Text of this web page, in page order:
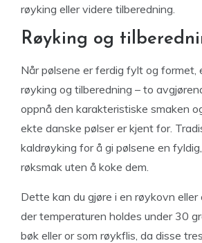
røyking eller videre tilberedning.
Røyking og
Når pølsene er ferdig fylt og formet,
røyking og tilberedning – to
oppnå den karakteristiske smaken
ekte danske pølser er kjent for.
kaldrøyking for å gi pølsene en
røksmak uten å koke dem.
Dette kan du gjøre i en røykovn eller
der temperaturen holdes under 30
bøk eller or som røykflis, da disse